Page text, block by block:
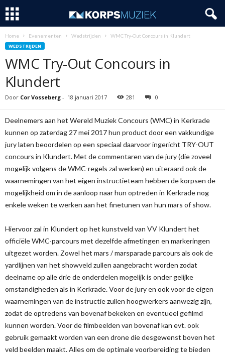
Home Evenementen Wedstrijden WMC Try-Out Concours in Klundert
WEDSTRIJDEN
WMC Try-Out Concours in
Klundert
Door Cor Vosseberg - 18 januari 2017 281 0
Deelnemers aan het Wereld Muziek Concours (WMC) in Kerkrade
kunnen op zaterdag 27 mei 2017 hun product door een vakkundige
jury laten beoordelen op een speciaal daarvoor ingericht TRY-OUT
concours in Klundert. Met de commentaren van de jury (die zoveel
mogelijk volgens de WMC-regels zal werken) en uiteraard ook de
waarnemingen van het eigen instructieteam hebben de korpsen de
mogelijkheid om in de aanloop naar hun optreden in Kerkrade nog
enkele weken te werken aan het finetunen van hun mars of show.
Hiervoor zal in Klundert op het kunstveld van VV Klundert het
officiële WMC-parcours met dezelfde afmetingen en markeringen
uitgezet worden. Zowel het mars / marsparade parcours als ook de
yardlijnen van het showveld zullen aangebracht worden zodat
deelname op alle drie de onderdelen mogelijk is onder gelijke
omstandigheden als in Kerkrade. Voor de jury en ook voor de eigen
waarnemingen van de instructie zullen hoogwerkers aanwezig zijn,
zodat de optredens van bovenaf bekeken en eventueel gefilmd
kunnen worden. Voor de filmbeelden van bovenaf kan evt. ook
gebruik gemaakt worden van een drone die desgewenst boven het
veld beelden maakt. Alles om de optimale voorbereiding te bieden